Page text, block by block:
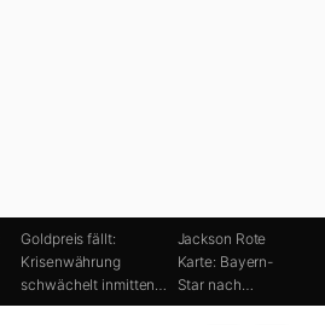
Goldpreis fällt:
Krisenwährung
schwächelt inmitten…
Jackson Rote
Karte: Bayern-
Star nach…